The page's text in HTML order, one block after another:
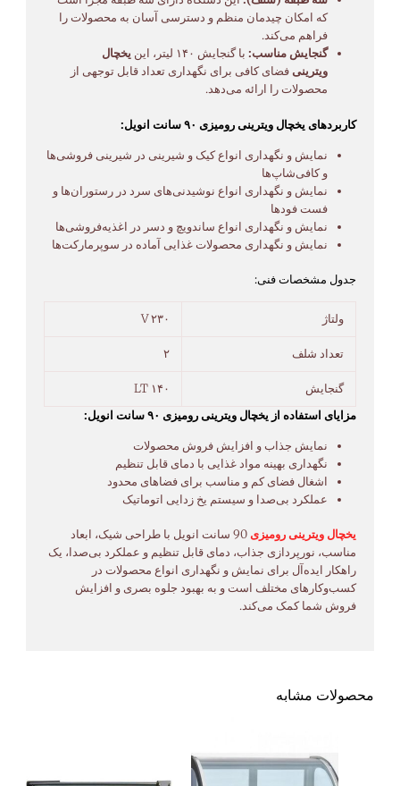
که امکان چیدمان منظم و دسترسی آسان به محصولات را
فراهم می‌کند.
گنجایش مناسب: با گنجایش ۱۴۰ لیتر، این
یخچال
ویترینی فضای کافی برای نگهداری تعداد قابل توجهی از
محصولات را ارائه می‌دهد.
کاربردهای یخچال ویترینی رومیزی ۹۰ سانت انویل:
نمایش و نگهداری انواع کیک و شیرینی در شیرینی فروشی‌ها
و کافی‌شاپ‌ها
نمایش و نگهداری انواع نوشیدنی‌های سرد در رستوران‌ها و
فست فودها
نمایش و نگهداری انواع ساندویچ و دسر در اغذیه‌فروشی‌ها
نمایش و نگهداری محصولات غذایی آماده در سوپرمارکت‌ها
جدول مشخصات فنی:
ولتاژ ۲۳۰ V
تعداد شلف ۲
گنجایش
۱۴۰ LT
مزایای استفاده از یخچال ویترینی رومیزی ۹۰ سانت انویل:
نمایش جذاب و افزایش فروش محصولات
نگهداری بهینه مواد غذایی با دمای قابل تنظیم
اشغال فضای کم و مناسب برای فضاهای محدود
عملکرد بی‌صدا و سیستم یخ زدایی اتوماتیک
یخچال ویترینی رومیزی
90 سانت انویل با طراحی شیک، ابعاد
مناسب، نورپردازی جذاب، دمای قابل تنظیم و عملکرد بی‌صدا، یک
راهکار ایده‌آل برای نمایش و نگهداری انواع محصولات در
کسب‌وکارهای مختلف است و به بهبود جلوه بصری و افزایش
فروش شما کمک می‌کند.
محصولات مشابه